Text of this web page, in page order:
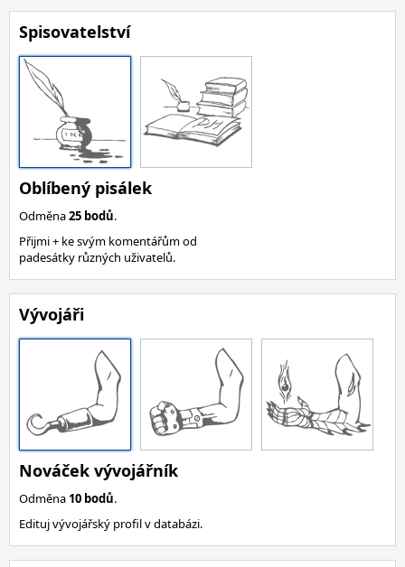
Spisovatelství
Oblíbený pisálek
Odměna25 bodů.
Přijmi + ke svým komentářům od
padesátky různých uživatelů.
Vývojáři
Nováček vývojářník
Odměna 10 bodů.
Edituj vývojářský profil v databázi.